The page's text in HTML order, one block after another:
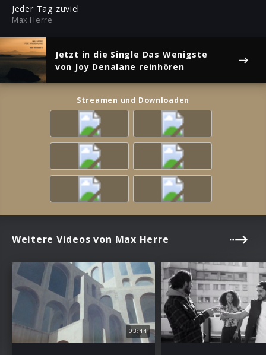
Jeder Tag zuviel
Max Herre
Jetzt in die Single Das Wenigste
von Joy Denalane reinhören
Streamen und Downloaden
Weitere Videos von Max Herre
03:44